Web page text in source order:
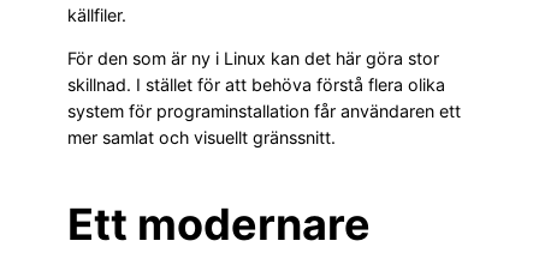
källfiler.
För den som är ny i Linux kan det här göra stor
skillnad. I stället för att behöva förstå flera olika
system för programinstallation får användaren ett
mer samlat och visuellt gränssnitt.
Ett modernare